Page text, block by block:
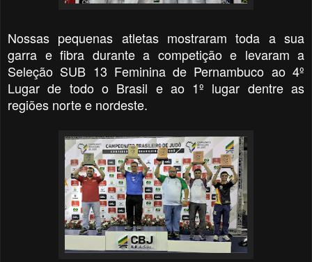
Nossas pequenas atletas mostraram toda a sua
garra e fibra durante a competição e levaram a
Seleção SUB 13 Feminina de Pernambuco ao 4º
Lugar de todo o Brasil e ao 1º lugar dentre as
regiões norte e nordeste.